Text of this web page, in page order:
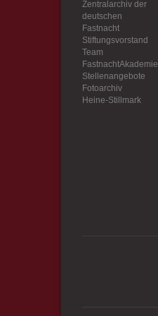
Zentralarchiv der
deutschen
Fastnacht
Stiftungsvorstand
Team
FastnachtAkademie
Stellenangebote
Fotoarchiv
Heine-Stillmark